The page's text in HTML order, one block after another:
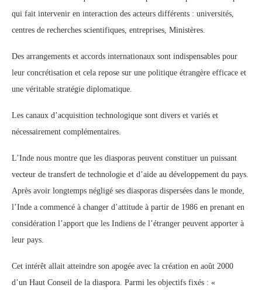
qui fait intervenir en interaction des acteurs différents : universités,
centres de recherches scientifiques, entreprises, Ministères.
Des arrangements et accords internationaux sont indispensables pour
leur concrétisation et cela repose sur une politique étrangère efficace et
une véritable stratégie diplomatique.
Les canaux d’acquisition technologique sont divers et variés et
nécessairement complémentaires.
L’Inde nous montre que les diasporas peuvent constituer un puissant
vecteur de transfert de technologie et d’aide au développement du pays.
Après avoir longtemps négligé ses diasporas dispersées dans le monde,
l’Inde a commencé à changer d’attitude à partir de 1986 en prenant en
considération l’apport que les Indiens de l’étranger peuvent apporter à
leur pays.
Cet intérêt allait atteindre son apogée avec la création en août 2000
d’un Haut Conseil de la diaspora. Parmi les objectifs fixés : «